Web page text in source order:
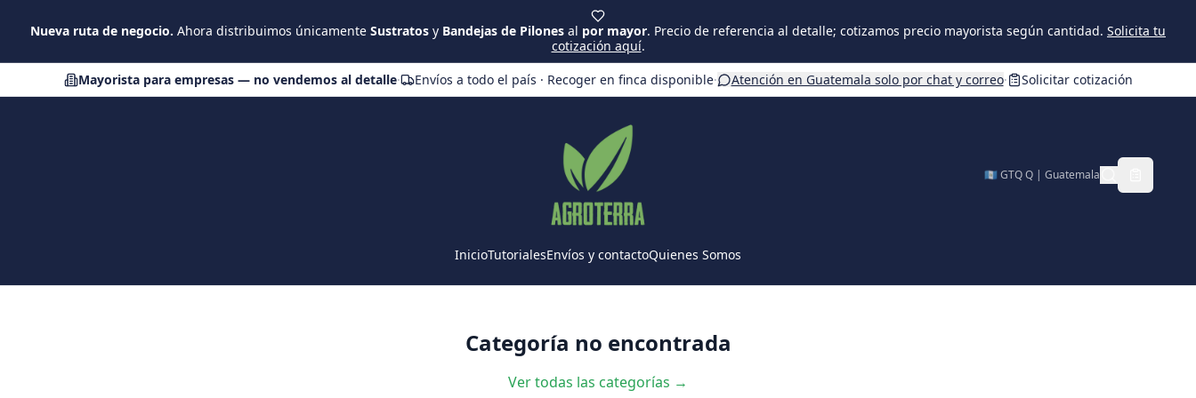
Nueva ruta de negocio. Ahora distribuimos únicamente Sustratos y Bandejas de Pilones al por mayor. Precio de referencia al detalle; cotizamos precio mayorista según cantidad. Solicita tu
cotización aquí.
Mayorista para empresas — no vendemos al detalle· Envíos a todo el país · Recoger en finca disponible· Atención en Guatemala solo por chat y correo· Solicitar cotización
🇬🇹 GTQ Q | Guatemala
InicioTutorialesEnvíos y contactoQuienes Somos
Categoría no encontrada
Ver todas las categorías →